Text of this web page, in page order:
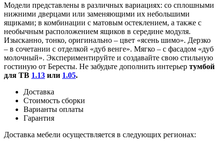
Модели представлены в различных вариациях: со сплошными
нижними дверцами или заменяющими их небольшими
ящиками; в комбинации с матовым остеклением, а также с
необычным расположением ящиков в середине модуля.
Изысканно, тонко, оригинально – цвет «ясень шимо». Дерзко
– в сочетании с отделкой «дуб венге». Мягко – с фасадом «дуб
молочный». Экспериментируйте и создавайте свою стильную
гостиную от Бересты. Не забудьте дополнить интерьер тумбой
для ТВ 1.13 или 1.05.
Доставка
Стоимость сборки
Варианты оплаты
Гарантия
Доставка мебели осуществляется в следующих регионах: